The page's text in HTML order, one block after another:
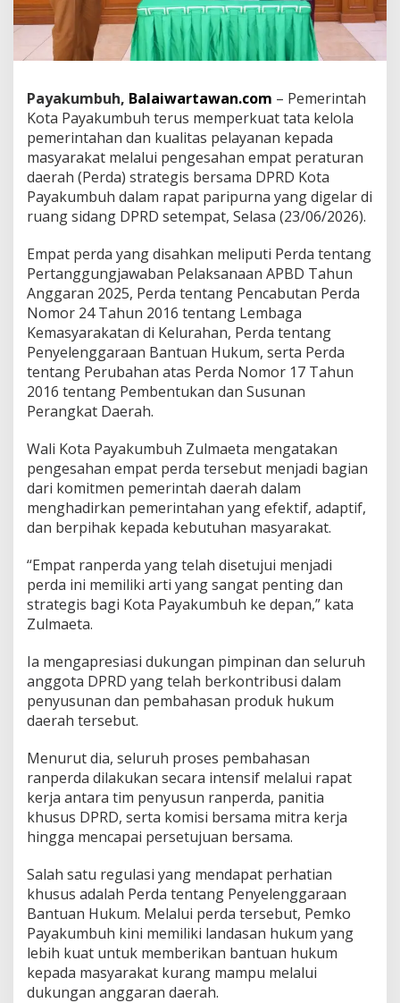
n
4
e
S
t
r
a
t
e
g
s
B
e
r
s
a
m
D
P
Payakumbuh, Balaiwartawan.com – Pemerintah
Kota Payakumbuh terus memperkuat tata kelola
pemerintahan dan kualitas pelayanan kepada
masyarakat melalui pengesahan empat peraturan
daerah (Perda) strategis bersama DPRD Kota
Payakumbuh dalam rapat paripurna yang digelar di
ruang sidang DPRD setempat, Selasa (23/06/2026).
Empat perda yang disahkan meliputi Perda tentang
Pertanggungjawaban Pelaksanaan APBD Tahun
Anggaran 2025, Perda tentang Pencabutan Perda
Nomor 24 Tahun 2016 tentang Lembaga
Kemasyarakatan di Kelurahan, Perda tentang
Penyelenggaraan Bantuan Hukum, serta Perda
tentang Perubahan atas Perda Nomor 17 Tahun
2016 tentang Pembentukan dan Susunan
Perangkat Daerah.
Wali Kota Payakumbuh Zulmaeta mengatakan
pengesahan empat perda tersebut menjadi bagian
dari komitmen pemerintah daerah dalam
menghadirkan pemerintahan yang efektif, adaptif,
dan berpihak kepada kebutuhan masyarakat.
“Empat ranperda yang telah disetujui menjadi
perda ini memiliki arti yang sangat penting dan
strategis bagi Kota Payakumbuh ke depan,” kata
Zulmaeta.
Ia mengapresiasi dukungan pimpinan dan seluruh
anggota DPRD yang telah berkontribusi dalam
penyusunan dan pembahasan produk hukum
daerah tersebut.
Menurut dia, seluruh proses pembahasan
ranperda dilakukan secara intensif melalui rapat
kerja antara tim penyusun ranperda, panitia
khusus DPRD, serta komisi bersama mitra kerja
hingga mencapai persetujuan bersama.
Salah satu regulasi yang mendapat perhatian
khusus adalah Perda tentang Penyelenggaraan
Bantuan Hukum. Melalui perda tersebut, Pemko
Payakumbuh kini memiliki landasan hukum yang
lebih kuat untuk memberikan bantuan hukum
kepada masyarakat kurang mampu melalui
dukungan anggaran daerah.